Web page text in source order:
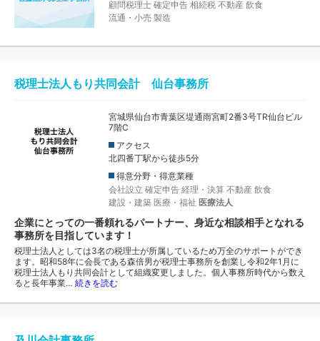
顧問税理士 確定申告 相続税 不動産 飲食
流通・小売 製造
税理士法人もり共同会計 仙台事務所
宮城県仙台市青葉区堤通雨宮町2番3号TR仙台ビル
7階C
アクセス
北四番丁駅から徒歩5分
得意分野・得意業種
会社設立 確定申告 経理・決算 不動産 飲食
建設・建築 医療・福祉 医療法人
企業にとっての一番頼れるパートナー、身近な相談相手となれる
事務所を目指しています！
税理士法人としては3名の税理士が所属しているため万全のサポートができ
ます。昭和58年に会長である森倍男が税理士事務所を創業し令和2年1月に
税理士法人もり共同会計として組織変更しました。個人事務所時代から数え
ると長年事業… 続きを読む